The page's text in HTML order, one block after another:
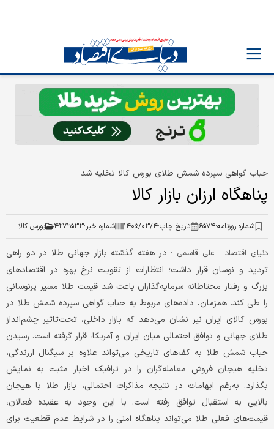
حباب گواهی سپرده شمش طلای بورس کالا تخلیه شد
پناهگاه ارزان بازار کالا
شماره روزنامه:۶۵۷۴ تاریخ چاپ:۱۴۰۵/۰۳/۴ شماره خبر:۴۲۷۲۵۳۳ بورس کالا
دنیای اقتصاد - علی قاسمی : در هفته گذشته بازار جهانی طلا در دو راهی
تردید و نوسان قرار داشت؛ انتظارات از تقویت نرخ بهره در اقتصادهای
بزرگ و رفتار محتاطانه سرمایه‌گذاران باعث شد قیمت طلا مسیر پرنوسانی
را طی کند. همزمان، داده‌های مربوط به حباب گواهی سپرده شمش طلا در
بورس کالای ایران نیز نشان می‌دهد که بازار داخلی، تحت‌تاثیر چشم‌انداز
طلای جهانی و توافق احتمالی میان ایران و آمریکا، قرار گرفته است. رسیدن
حباب شمش طلا به کف‌های تاریخی می‌تواند علاوه بر سیگنال ارزندگی،
تخلیه هیجان فروش معامله‌گران را در ترافیک اخبار مثبت به نمایش
بگذارد. به‌رغم ابهامات در نتیجه مذاکرات احتمالی، بازار طلا با هیجان
بالایی به استقبال توافق رفته است. با این وجود به عقیده فعالان،
قیمت‌های فعلی طلا می‌تواند پناهگاه امنی را در شرایط عدم قطعیت برای